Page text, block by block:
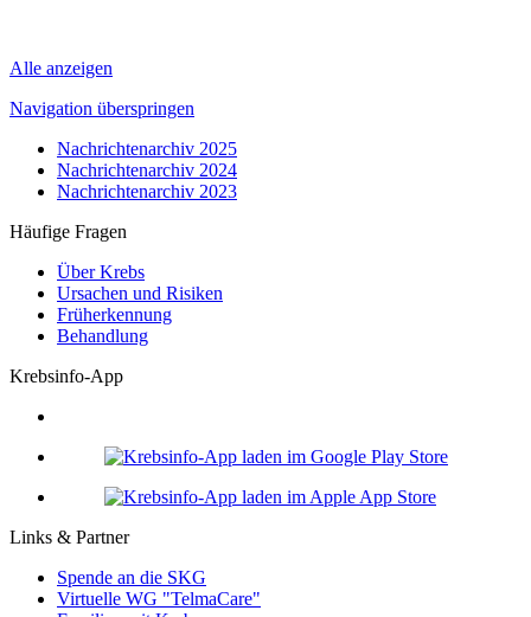
Alle anzeigen
Navigation überspringen
Nachrichtenarchiv 2025
Nachrichtenarchiv 2024
Nachrichtenarchiv 2023
Häufige Fragen
Über Krebs
Ursachen und Risiken
Früherkennung
Behandlung
Krebsinfo-App
Links & Partner
Spende an die SKG
Virtuelle WG "TelmaCare"